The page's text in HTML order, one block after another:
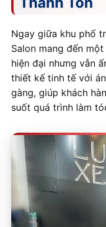
Ngay giữa khu phố
Salon mang đến
hiện đại nhưng vẫn
thiết kế tinh tế với
gàng, giúp khách
suốt quá trình làm